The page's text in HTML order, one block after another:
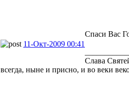
11-Окт-2009 00:41
Спаси Вас
Слава
всегда, ныне и присно, и во веки